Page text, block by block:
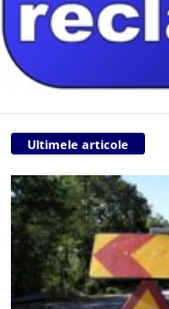
Ultimele articole